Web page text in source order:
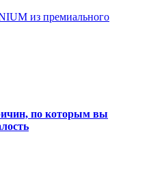
из премиального
по которым вы